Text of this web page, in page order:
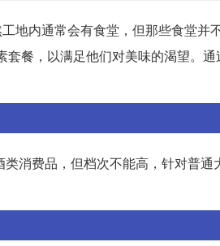
地内通常会有食堂，但那些食堂并
餐，以满足他们对美味的渴望。
消费品，但档次不能高，针对普通